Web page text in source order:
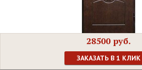
28500 руб.
ЗАКАЗАТЬ В 1 КЛИК